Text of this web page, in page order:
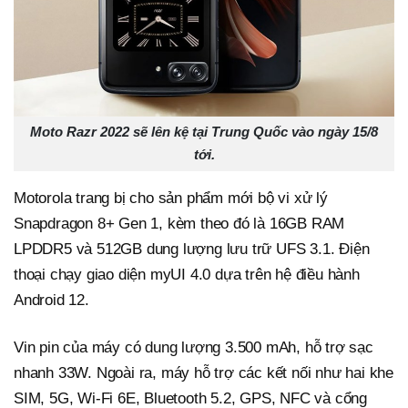
Moto Razr 2022 sẽ lên kệ tại Trung Quốc vào ngày 15/8
tới.
Motorola trang bị cho sản phẩm mới bộ vi xử lý
Snapdragon 8+ Gen 1, kèm theo đó là 16GB RAM
LPDDR5 và 512GB dung lượng lưu trữ UFS 3.1. Điện
thoại chạy giao diện myUI 4.0 dựa trên hệ điều hành
Android 12.
Vin pin của máy có dung lượng 3.500 mAh, hỗ trợ sạc
nhanh 33W. Ngoài ra, máy hỗ trợ các kết nối như hai khe
SIM, 5G, Wi-Fi 6E, Bluetooth 5.2, GPS, NFC và cổng